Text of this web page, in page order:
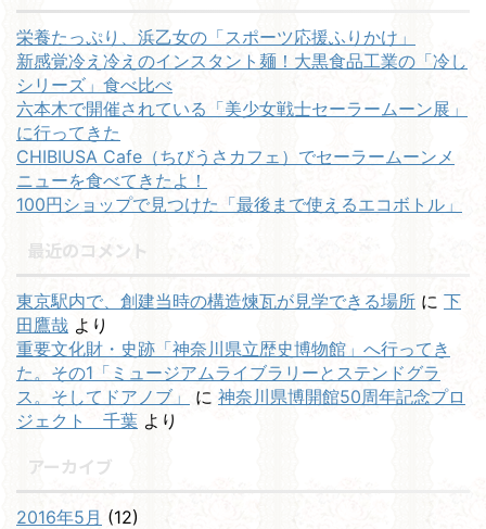
栄養たっぷり、浜乙女の「スポーツ応援ふりかけ」
新感覚冷え冷えのインスタント麺！大黒食品工業の「冷し
シリーズ」食べ比べ
六本木で開催されている「美少女戦士セーラームーン展」
に行ってきた
CHIBIUSA Cafe（ちびうさカフェ）でセーラームーンメ
ニューを食べてきたよ！
100円ショップで見つけた「最後まで使えるエコボトル」
最近のコメント
東京駅内で、創建当時の構造煉瓦が見学できる場所 に 下
田鷹哉 より
重要文化財・史跡「神奈川県立歴史博物館」へ行ってき
た。その1「ミュージアムライブラリーとステンドグラ
ス。そしてドアノブ」
に 神奈川県博開館50周年記念プロ
ジェクト 千葉 より
アーカイブ
2016年5月 (12)